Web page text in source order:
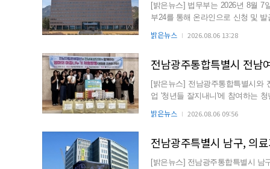
[밝은뉴스] 법무부는 2026년 8월 7
부24를 통해 온라인으로 신청 및 발급받
밝은뉴스 2026.08.06 13:28
전남광주통합특별시 전남
[밝은뉴스] 전남광주통합특별시와
업 '청년들 잘지내니'에 참여하는 청년
밝은뉴스 2026.08.06 09:56
전남광주특별시 남구, 의
[밝은뉴스] 전남광주통합특별시 남